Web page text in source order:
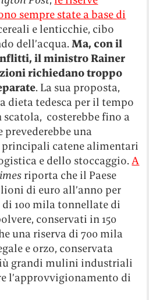
sempre state a base di
e lenticchie, cibo
dell’acqua.Ma, con il
il ministro Rainer
richiedano troppo
. La sua proposta,
dieta tedesca per il tempo
costerebbe fino a
una
catene alimentari
e dello stoccaggio.A
riporta che il Paese
di euro all’anno per
100 mila tonnellate di
conservati in 150
una riserva di 700 mila
e orzo, conservata
grandi mulini industriali
l’approvvigionamento di